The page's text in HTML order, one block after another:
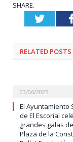
SHARE.
RELATED POSTS
03/06/2025
El Ayuntamiento
de El Escorial
grandes galas
Plaza de la